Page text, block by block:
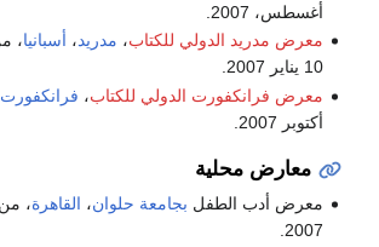
أغسطس، 2007.
معرض مدريد الدولي للكتاب، مدريد، أسبانيا
10 يناير 2007.
معرض فرانكفورت الدولي للكتاب، فرانكفورت
أكتوبر 2007.
معارض محلية
معرض أدب الطفل بجامعة حلوان، القاهرة
2007.